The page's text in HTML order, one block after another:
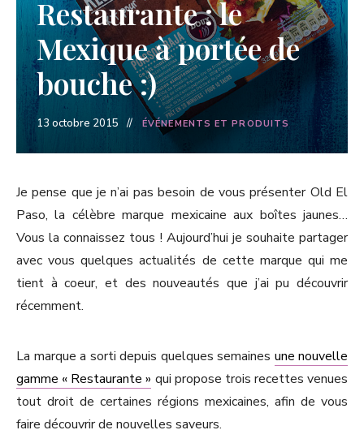
Restaurante : le
Mexique à portée de
bouche :)
13 octobre 2015 ÉVÉNEMENTS ET PRODUITS
Je pense que je n’ai pas besoin de vous présenter Old El
Paso, la célèbre marque mexicaine aux boîtes jaunes…
Vous la connaissez tous ! Aujourd’hui je souhaite partager
avec vous quelques actualités de cette marque qui me
tient à coeur, et des nouveautés que j’ai pu découvrir
récemment.
La marque a sorti depuis quelques semaines une nouvelle
gamme « Restaurante » qui propose trois recettes venues
tout droit de certaines régions mexicaines, afin de vous
faire découvrir de nouvelles saveurs.